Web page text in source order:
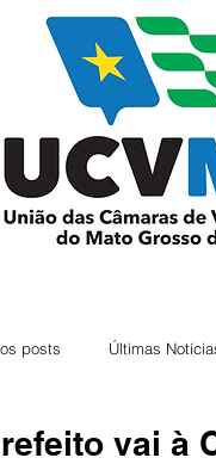
posts Últimas
vai à